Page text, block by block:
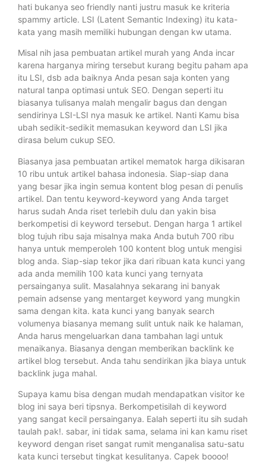
hati bukanya seo friendly nanti justru masuk ke kriteria
spammy article. LSI (Latent Semantic Indexing) itu kata-
kata yang masih memiliki hubungan dengan kw utama.
Misal nih jasa pembuatan artikel murah yang Anda incar
karena harganya miring tersebut kurang begitu paham apa
itu LSI, dsb ada baiknya Anda pesan saja konten yang
natural tanpa optimasi untuk SEO. Dengan seperti itu
biasanya tulisanya malah mengalir bagus dan dengan
sendirinya LSI-LSI nya masuk ke artikel. Nanti Kamu bisa
ubah sedikit-sedikit memasukan keyword dan LSI jika
dirasa belum cukup SEO.
Biasanya jasa pembuatan artikel mematok harga dikisaran
10 ribu untuk artikel bahasa indonesia. Siap-siap dana
yang besar jika ingin semua kontent blog pesan di penulis
artikel. Dan tentu keyword-keyword yang Anda target
harus sudah Anda riset terlebih dulu dan yakin bisa
berkompetisi di keyword tersebut. Dengan harga 1 artikel
blog tujuh ribu saja misalnya maka Anda butuh 700 ribu
hanya untuk memperoleh 100 kontent blog untuk mengisi
blog anda. Siap-siap tekor jika dari ribuan kata kunci yang
ada anda memilih 100 kata kunci yang ternyata
persainganya sulit. Masalahnya sekarang ini banyak
pemain adsense yang mentarget keyword yang mungkin
sama dengan kita. kata kunci yang banyak search
volumenya biasanya memang sulit untuk naik ke halaman,
Anda harus mengeluarkan dana tambahan lagi untuk
menaikanya. Biasanya dengan memberikan backlink ke
artikel blog tersebut. Anda tahu sendirikan jika biaya untuk
backlink juga mahal.
Supaya kamu bisa dengan mudah mendapatkan visitor ke
blog ini saya beri tipsnya. Berkompetisilah di keyword
yang sangat kecil persainganya. Ealah seperti itu sih sudah
taulah pak!. sabar, ini tidak sama, selama ini kan kamu riset
keyword dengan riset sangat rumit menganalisa satu-satu
kata kunci tersebut tingkat kesulitanya. Capek boooo!